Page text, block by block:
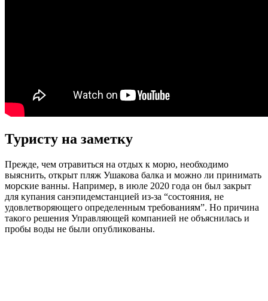
Туристу на заметку
Прежде, чем отравиться на отдых к морю, необходимо
выяснить, открыт пляж Ушакова балка и можно ли принимать
морские ванны. Например, в июле 2020 года он был закрыт
для купания санэпидемстанцией из-за “состояния, не
удовлетворяющего определенным требованиям”. Но причина
такого решения Управляющей компанией не объяснилась и
пробы воды не были опубликованы.